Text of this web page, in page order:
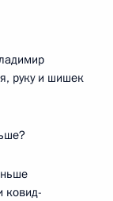
руку и шишек
ковид-